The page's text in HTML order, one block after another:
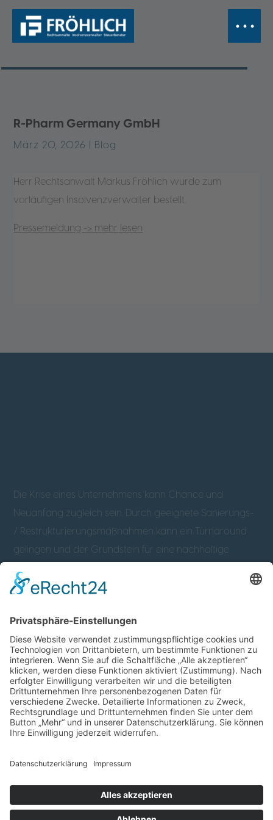
R-Pharm Germany GmbH
März 20, 2026 Blog
Herr Rechtsanwalt Markus Fröhlich wurde zum
vorläufigen Insolvenzverwalter bestellt.
Pressemeldung -> mehr lesen
Die Krise eines Unternehmens kann Chance und
Neuanfang zugleich sein. Durch geeignete Sanierungs-
/ Restrukturierungsmaßnahmen kann ein Turnaround
gelingen und der Grundstein für eine nachhaltige
werden. Bei diesem Prozess begleiten wir Sie gerne.
Sanierung / Restrukturierung
Insolvenzverwaltung
Unternehmensberatung